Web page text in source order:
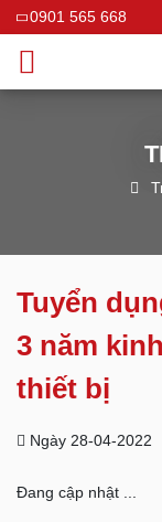
0901 565 668
Tuyển
3 năm
thiết bị
Ngày 28-04-2022
Đang cập nhật ...